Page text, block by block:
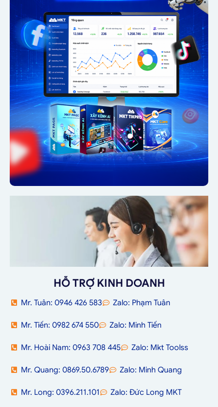
HỖ TRỢ KINH DOANH
Mr. Tuân: 0946 426 583 Zalo: Phạm Tuân
Mr. Tiến: 0982 674 550 Zalo: Minh Tiến
Mr. Hoài Nam: 0963 708 445 Zalo: Mkt Toolss
Mr. Quang: 0869.50.6789 Zalo: Minh Quang
Mr. Long: 0396.211.101 Zalo: Đức Long MKT